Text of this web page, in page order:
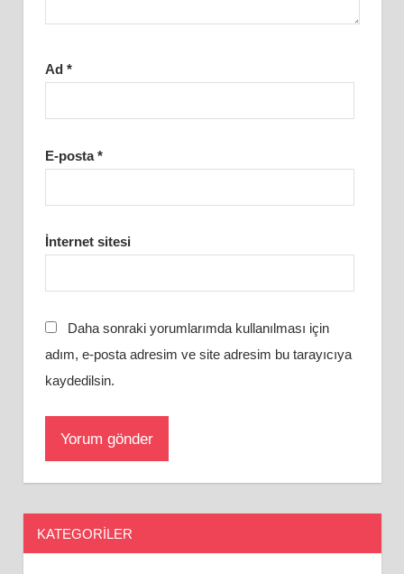
Ad *
E-posta*
İnternet sitesi
Daha sonraki yorumlarımda kullanılması için
adım, e-posta adresim ve site adresim bu tarayıcıya
kaydedilsin.
KATEGORILER